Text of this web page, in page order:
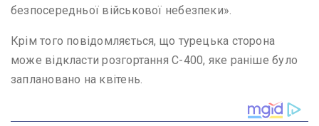
безпосередньої військової небезпеки».
Крім того повідомляється, що турецька сторона
може відкласти розгортання С-400, яке раніше було
заплановано на квітень.